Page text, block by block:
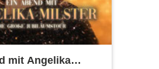
mit Angelika